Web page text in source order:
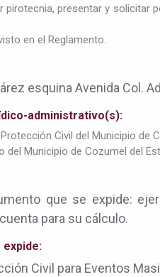
pirotecnia, presentar y solicitar
en el Reglamento.
esquina Avenida Col.
administrativo(s):
Civil del Municipio de
del Municipio de Cozumel del
que se expide:
para su cálculo.
expide:
Civil para Eventos